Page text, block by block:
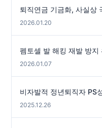
퇴직연금 기금화, 사실상
2026.01.20
펨토셀 발 해킹 재발 방지
2026.01.07
비자발적 정년퇴직자 PS
2025.12.26